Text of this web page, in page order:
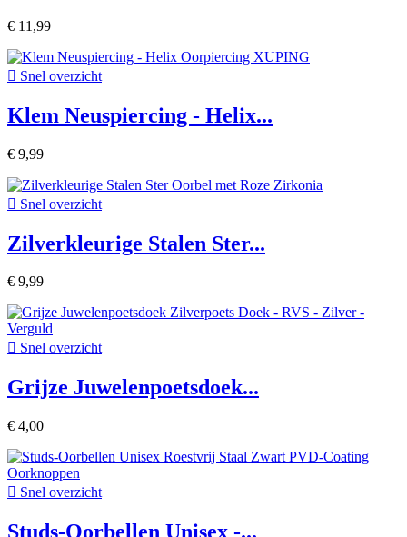
€ 11,99
 Snel overzicht
Klem Neuspiercing - Helix...
€ 9,99
 Snel overzicht
Zilverkleurige Stalen Ster...
€ 9,99
 Snel overzicht
Grijze Juwelenpoetsdoek...
€ 4,00
 Snel overzicht
Studs-Oorbellen Unisex -...